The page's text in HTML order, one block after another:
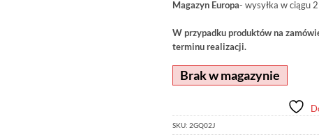
Magazyn Europa- wysyłka w ciągu
W przypadku produktów na
terminu realizacji.
Brak w magazynie
SKU: 2GQ02J